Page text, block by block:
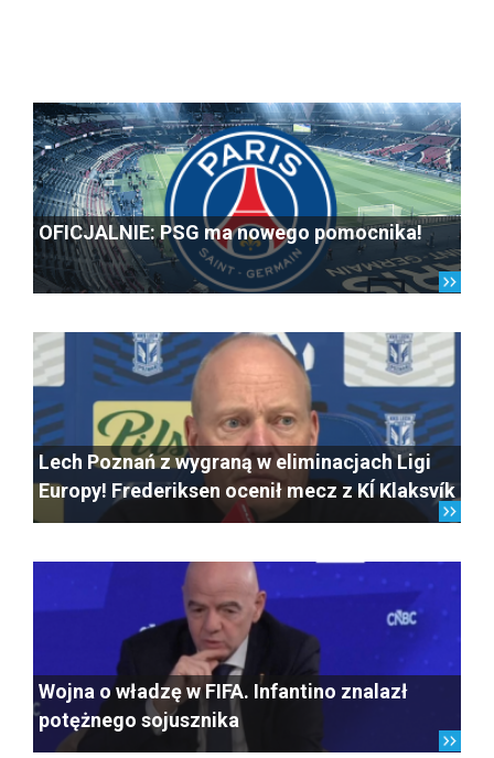
OFICJALNIE: PSG ma nowego pomocnika!
Lech Poznań z wygraną w eliminacjach Ligi
Europy! Frederiksen ocenił mecz z KÍ Klaksvík
Wojna o władzę w FIFA. Infantino znalazł
potężnego sojusznika